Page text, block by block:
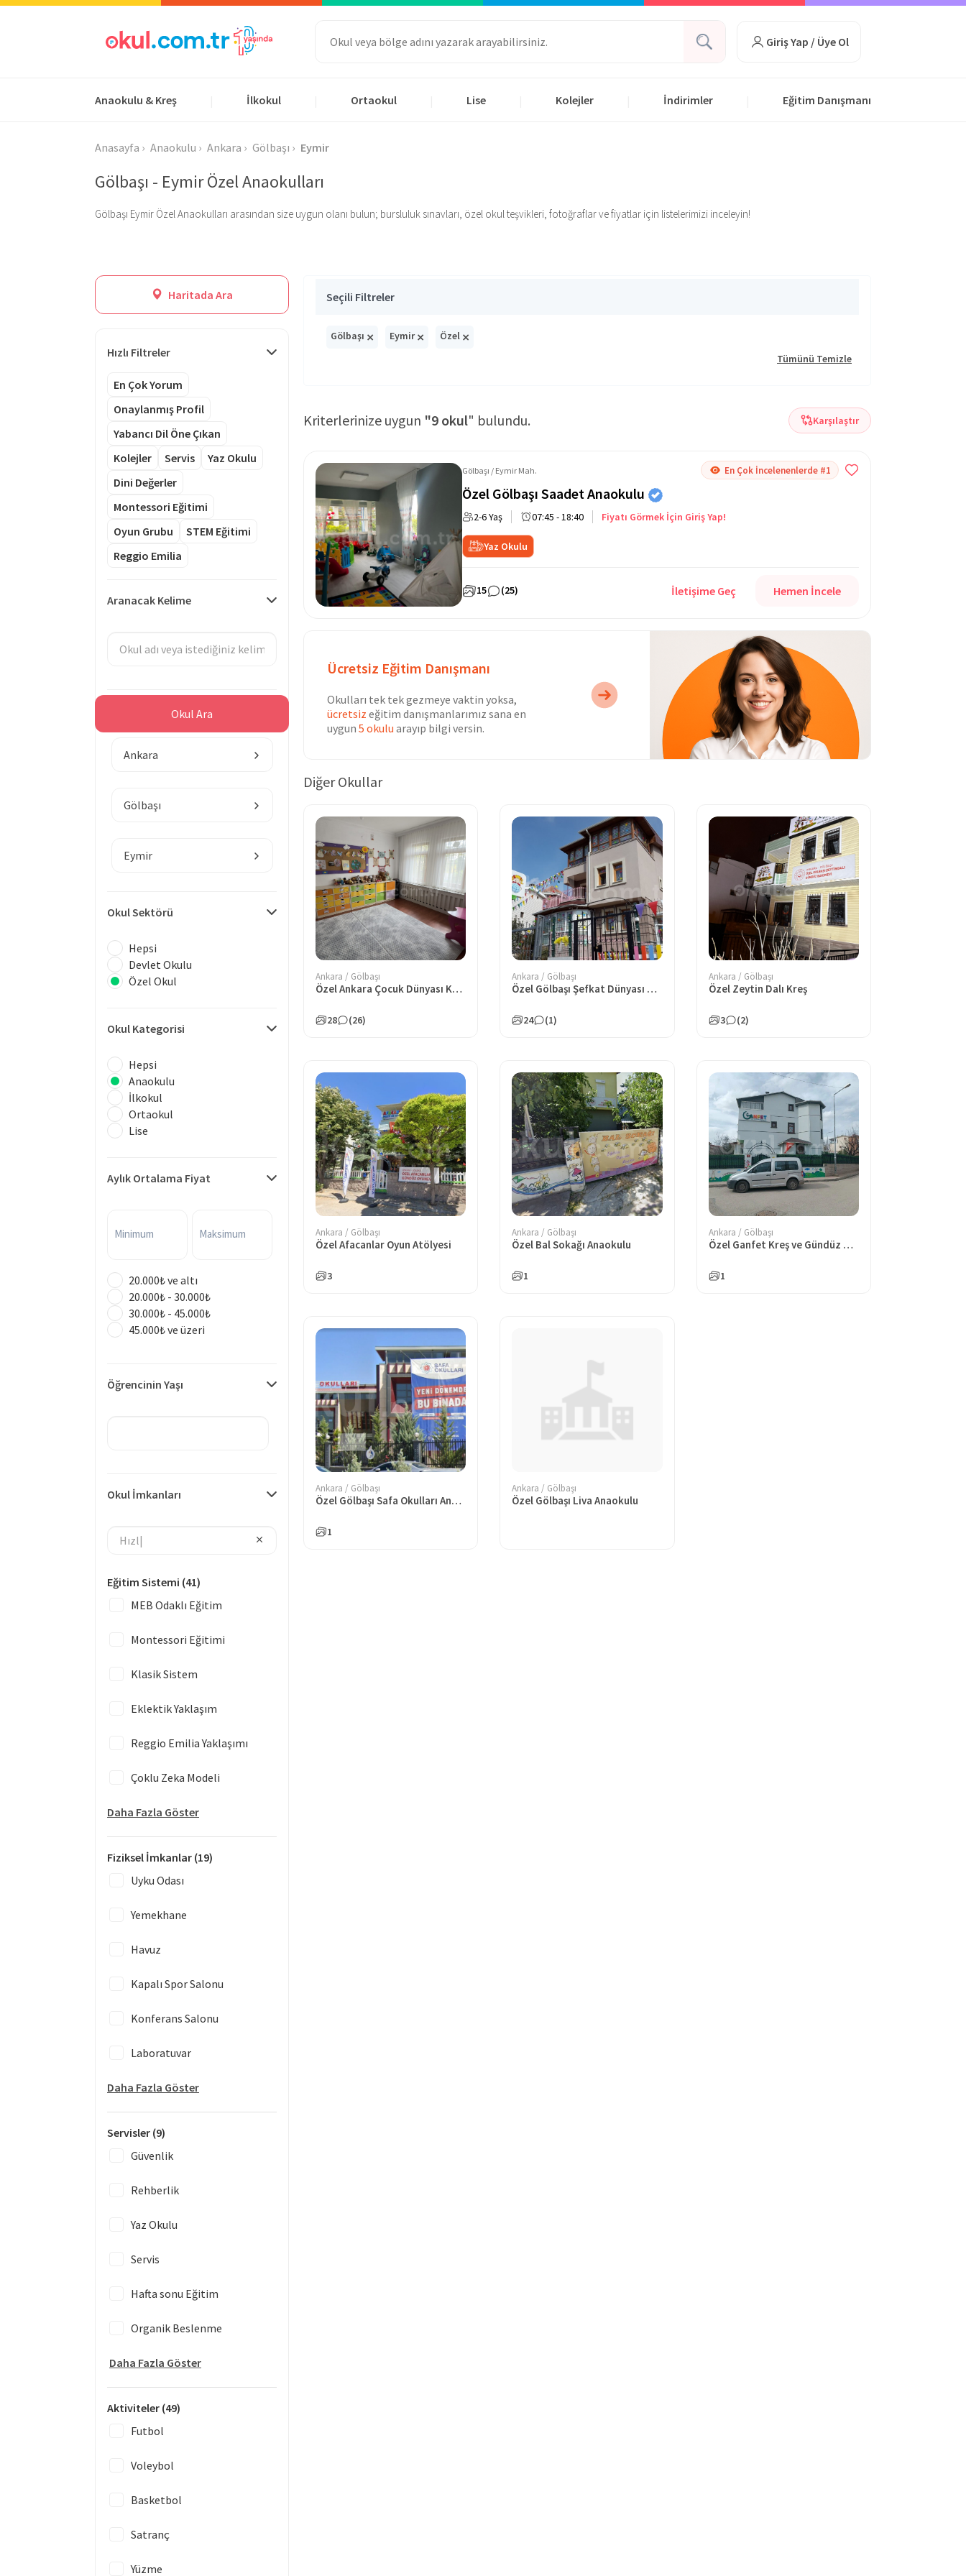
Giriş Yap / Üye Ol
Anaokulu & Kreş İlkokul Ortaokul Lise Kolejler İndirimler Eğitim Danışmanı
Anasayfa Anaokulu Ankara Gölbaşı Eymir
Gölbaşı - Eymir Özel Anaokulları
Gölbaşı Eymir Özel Anaokulları arasından size uygun olanı bulun; bursluluk sınavları, özel okul teşvikleri, fotoğraflar ve fiyatlar için listelerimizi inceleyin!
Haritada Ara
Hızlı Filtreler
En Çok Yorum
Onaylanmış Profil
Yabancı Dil Öne Çıkan
Kolejler
Servis
Yaz Okulu
Dini Değerler
Montessori Eğitimi
Oyun Grubu
STEM Eğitimi
Reggio Emilia
Aranacak Kelime
Ankara
Gölbaşı
Eymir
Okul Sektörü
Hepsi
Devlet Okulu
Özel Okul
Okul Kategorisi
Hepsi
Anaokulu
İlkokul
Ortaokul
Lise
Aylık Ortalama Fiyat
Minimum Maksimum
20.000₺ ve altı
20.000₺ - 30.000₺
30.000₺ - 45.000₺
45.000₺ ve üzeri
Öğrencinin Yaşı
Okul İmkanları
Eğitim Sistemi (41)
MEB Odaklı Eğitim
Montessori Eğitimi
Klasik Sistem
Eklektik Yaklaşım
Reggio Emilia Yaklaşımı
Çoklu Zeka Modeli
Daha Fazla Göster
Fiziksel İmkanlar (19)
Uyku Odası
Yemekhane
Havuz
Kapalı Spor Salonu
Konferans Salonu
Laboratuvar
Daha Fazla Göster
Servisler (9)
Güvenlik
Rehberlik
Yaz Okulu
Servis
Hafta sonu Eğitim
Organik Beslenme
Daha Fazla Göster
Aktiviteler (49)
Futbol
Voleybol
Basketbol
Satranç
Yüzme
Okul Ara
Seçili Filtreler
Gölbaşı × Eymir× Özel ×
Tümünü Temizle
Kriterlerinize uygun "9 okul" bulundu. Karşılaştır
Gölbaşı / Eymir Mah. En Çok İncelenenlerde #1
Özel Gölbaşı Saadet Anaokulu
2-6 Yaş 07:45 - 18:40 Fiyatı Görmek İçin Giriş Yap!
Yaz Okulu
15 (25) İletişime Geç Hemen İncele
Ücretsiz Eğitim Danışmanı
Okulları tek tek gezmeye vaktin yoksa,
ücretsiz eğitim danışmanlarımız sana en
uygun 5 okulu arayıp bilgi versin.
Diğer Okullar
Ankara / Gölbaşı
Özel Ankara Çocuk Dünyası Kreş ve Gündüz Bakımevi Gölbaşı Şubesi
28 (26)
Ankara / Gölbaşı
Özel Gölbaşı Şefkat Dünyası Anaokulu
24 (1)
Ankara / Gölbaşı
Özel Zeytin Dalı Kreş
3 (2)
Ankara / Gölbaşı
Özel Afacanlar Oyun Atölyesi
3
Ankara / Gölbaşı
Özel Bal Sokağı Anaokulu
1
Ankara / Gölbaşı
Özel Ganfet Kreş ve Gündüz Bakımevi
1
Ankara / Gölbaşı
Özel Gölbaşı Safa Okulları Anaokulu
1
Ankara / Gölbaşı
Özel Gölbaşı Liva Anaokulu